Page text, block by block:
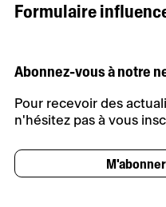
Formulaire
Abonnez-vous à notre
Pour recevoir des
n'hésitez pas à vous